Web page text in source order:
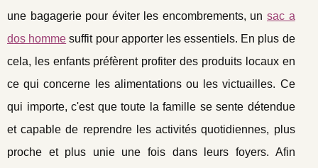
une bagagerie pour éviter les encombrements, unsac a
dos homme suffit pour apporter les essentiels. En plus de
cela, les enfants préfèrent profiter des produits locaux en
ce qui concerne les alimentations ou les victuailles. Ce
qui importe, c'est que toute la famille se sente détendue
et capable de reprendre les activités quotidiennes, plus
proche et plus unie une fois dans leurs foyers. Afin